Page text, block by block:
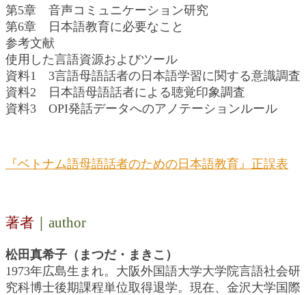
第5章 音声コミュニケーション研究
第6章 日本語教育に必要なこと
参考文献
使用した言語資源およびツール
資料1 3言語母語話者の日本語学習に関する意識調査
資料2 日本語母語話者による聴覚印象調査
資料3 OPI発話データへのアノテーションルール
『ベトナム語母語話者のための日本語教育』正誤表
著者 ｜author
松田真希子（まつだ・まきこ）
1973年広島生まれ。大阪外国語大学大学院言語社会研
究科博士後期課程単位取得退学。現在、金沢大学国際